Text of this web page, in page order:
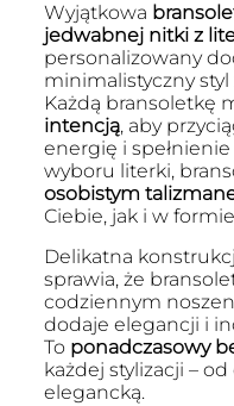
Wyjątkowa
jedwabnej nitki z
personalizowany
minimalistyczny
Każdą bransoletkę
intencją, aby
energię i
wyboru literki,
osobistym
Ciebie, jak i w
Delikatna
sprawia, że
codziennym
dodaje elegancji i
To ponadczasowy
każdej stylizacji –
elegancką.